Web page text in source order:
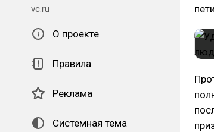
vc.ru
О проекте
Правила
Реклама
Системная тема